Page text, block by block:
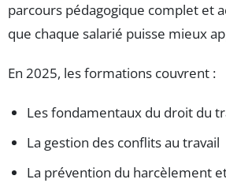
parcours pédagogique complet et
que chaque salarié puisse mieux
En 2025, les formations couvrent :
Les fondamentaux du droit du
La gestion des conflits au travail
La prévention du harcèlement